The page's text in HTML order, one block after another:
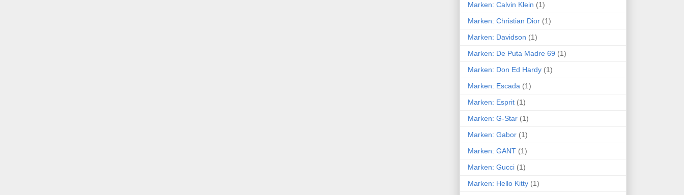
Marken: Calvin Klein (1)
Marken: Christian Dior (1)
Marken: Davidson (1)
Marken: De Puta Madre 69 (1)
Marken: Don Ed Hardy (1)
Marken: Escada (1)
Marken: Esprit (1)
Marken: G-Star (1)
Marken: Gabor (1)
Marken: GANT (1)
Marken: Gucci (1)
Marken: Hello Kitty (1)